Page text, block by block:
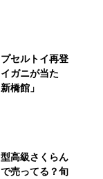
セルトイ再登
ガニが当た
橋館」
高級さくらん
売ってる？旬